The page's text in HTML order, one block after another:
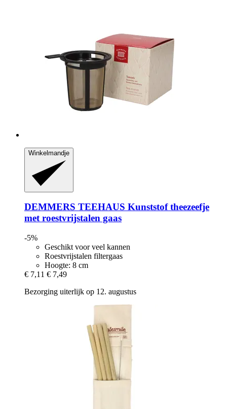
Winkelmandje
DEMMERS TEEHAUS Kunststof theezeefje
met roestvrijstalen gaas
-5%
Geschikt voor veel kannen
Roestvrijstalen filtergaas
Hoogte: 8 cm
€ 7,11 € 7,49
Bezorging uiterlijk op 12. augustus